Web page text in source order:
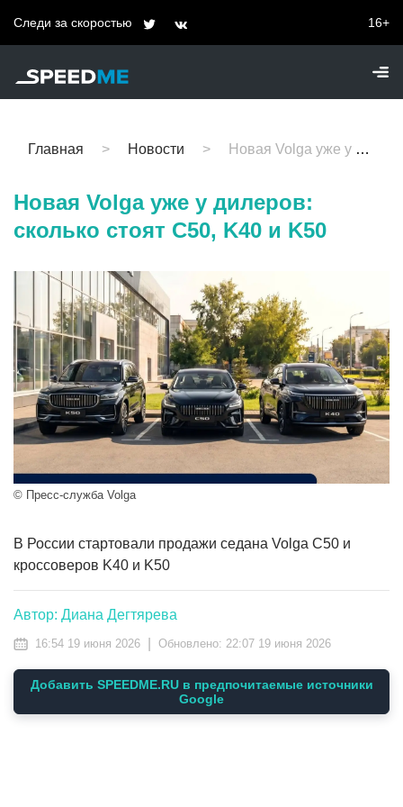
Следи за скоростью 16+
Главная Новости Новая Volga уже у дилеров: сколько стоят C50, K40 и K50
Новая Volga уже у дилеров:
сколько стоят C50, K40 и K50
© Пресс-служба Volga
В России стартовали продажи седана Volga C50 и
кроссоверов K40 и K50
Автор: Диана Дегтярева
16:54 19 июня 2026 Обновлено: 22:07 19 июня 2026
Добавить SPEEDME.RU в предпочитаемые источники
Google